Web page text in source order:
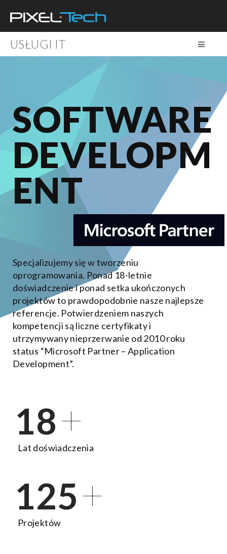
USŁUGI IT
SOFTWARE
DEVELOPM
ENT
Specjalizujemy się w tworzeniu
oprogramowania. Ponad 18-letnie
doświadczenie i ponad setka ukończonych
projektów to prawdopodobnie nasze najlepsze
referencje. Potwierdzeniem naszych
kompetencji są liczne certyfikaty i
utrzymywany nieprzerwanie od 2010 roku
status “Microsoft Partner – Application
Development”.
18+
Lat doświadczenia
125+
Projektów